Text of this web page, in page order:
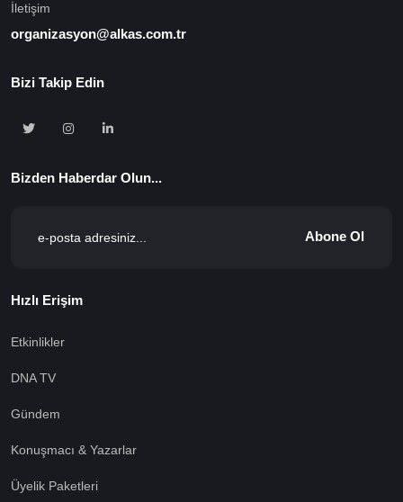
İletişim
organizasyon@alkas.com.tr
Bizi Takip Edin
Bizden Haberdar Olun...
Abone Ol
Hızlı Erişim
Etkinlikler
DNA TV
Gündem
Konuşmacı & Yazarlar
Üyelik Paketleri